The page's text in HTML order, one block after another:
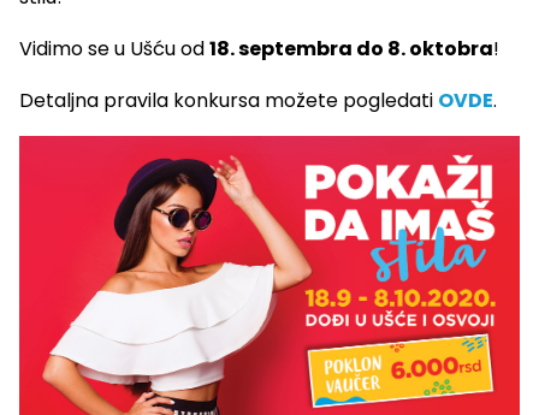
Vidimo se u Ušću od18. septembra do 8. oktobra!
Detaljna pravila konkursa možete pogledati OVDE.